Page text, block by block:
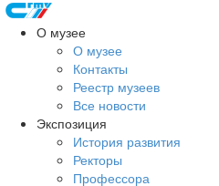
О музее
О музее
Контакты
Реестр музеев
Все новости
Экспозиция
История развития
Ректоры
Профессора